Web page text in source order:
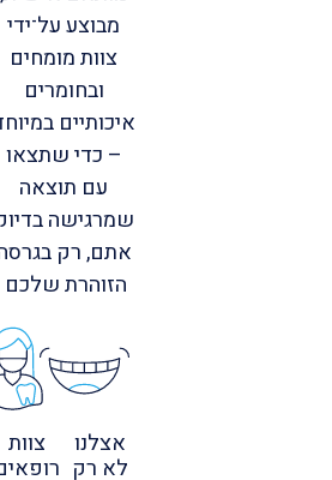
מבוצע על־ידי
צוות מומחים
ובחומרים
איכותיים
– כדי שתצאו
עם תוצאה
שמרגישה
אתם, רק
הזוהרת שלכם
אצלנו
לא רק
צוות